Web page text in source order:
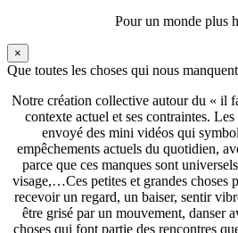
Pour un monde plus
×
Que toutes les choses qui nous
Notre création collective autour du « il
contexte actuel et ses contraintes.
envoyé des mini vidéos qui
empêchements actuels du quotidien,
parce que ces manques sont
visage,…Ces petites et grandes choses
recevoir un regard, un baiser, sentir
être grisé par un mouvement, danser
choses qui font partie des rencontres